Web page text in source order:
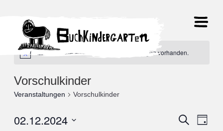
Es sind keine anstehenden Veranstaltungen vorhanden.
Vorschulkinder
Veranstaltungen Vorschulkinder
Suche
Tag
02.12.2024